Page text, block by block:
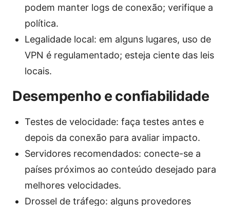
podem manter logs de conexão; verifique a
política.
Legalidade local: em alguns lugares, uso de
VPN é regulamentado; esteja ciente das leis
locais.
Desempenho e confiabilidade
Testes de velocidade: faça testes antes e
depois da conexão para avaliar impacto.
Servidores recomendados: conecte-se a
países próximos ao conteúdo desejado para
melhores velocidades.
Drossel de tráfego: alguns provedores